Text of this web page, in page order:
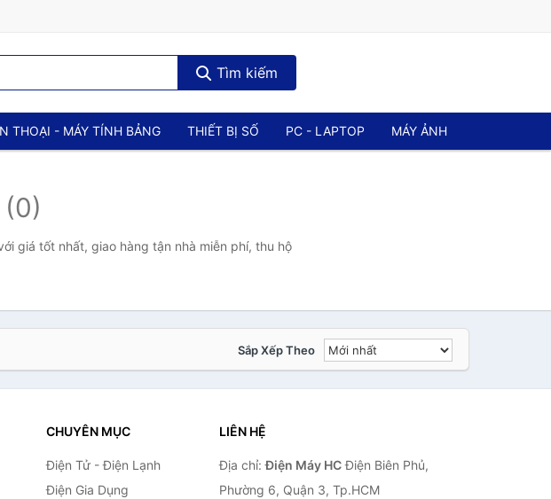
Tìm kiếm
THOẠI - MÁY TÍNH BẢNG THIẾT BỊ SỐ PC - LAPTOP MÁY ẢNH
(0)
giá tốt nhất, giao hàng tận nhà miễn phí, thu hộ
Sắp Xếp Theo
CHUYÊN MỤC
Điện Tử - Điện Lạnh
Điện Gia Dụng
LIÊN HỆ
Địa chỉ:Điện Máy HCĐiện Biên Phủ,
Phường 6, Quận 3, Tp.HCM